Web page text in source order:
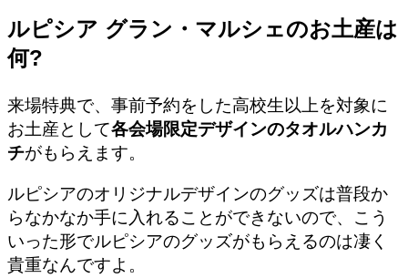
ルピシア グラン・マルシェのお土産は
何?
来場特典で、事前予約をした高校生以上を対象に
お土産として各会場限定デザインのタオルハンカ
チがもらえます。
ルピシアのオリジナルデザインのグッズは普段か
らなかなか手に入れることができないので、こう
いった形でルピシアのグッズがもらえるのは凄く
貴重なんですよ。